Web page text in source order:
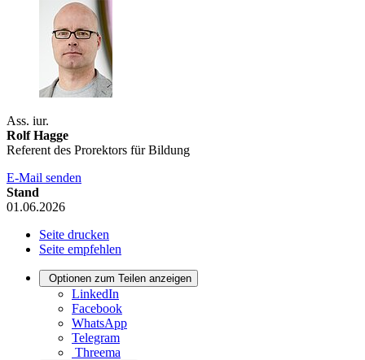
Ass. iur.
Rolf Hagge
Referent des Prorektors für Bildung
E-Mail senden
Stand
01.06.2026
Seite drucken
Seite empfehlen
Optionen zum Teilen anzeigen
LinkedIn
Facebook
WhatsApp
Telegram
Threema